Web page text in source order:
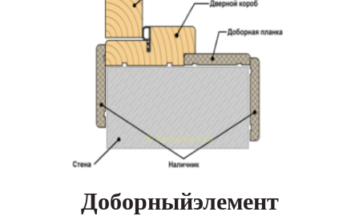
Доборныйэлемент